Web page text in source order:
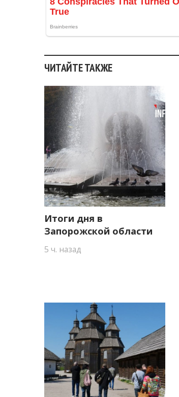
ЧИТАЙТЕ ТАКЖЕ
Итоги дня в
Запорожской области
5 ч. назад